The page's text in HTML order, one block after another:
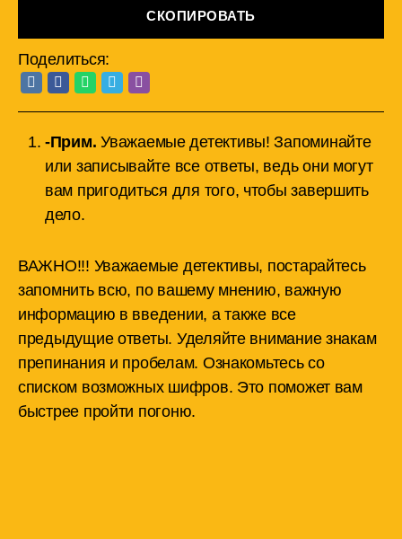
СКОПИРОВАТЬ
Поделиться:
-Прим.Уважаемые детективы! Запоминайте
или записывайте все ответы, ведь они могут
вам пригодиться для того, чтобы завершить
дело.
ВАЖНО!!! Уважаемые детективы, постарайтесь
запомнить всю, по вашему мнению, важную
информацию в введении, а также все
предыдущие ответы. Уделяйте внимание знакам
препинания и пробелам. Ознакомьтесь со
списком возможных шифров. Это поможет вам
быстрее пройти погоню.